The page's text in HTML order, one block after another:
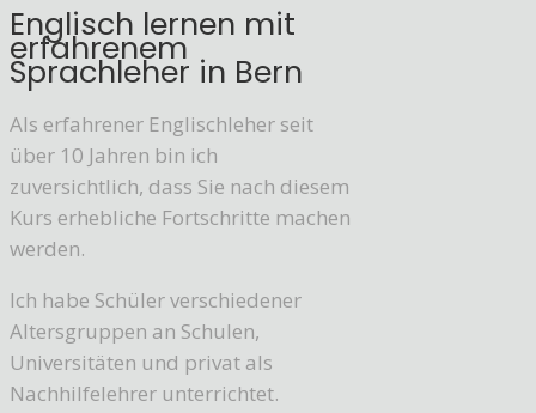
Englisch lernen mit
erfahrenem
Sprachleher in Bern
Als erfahrener Englischleher seit
über 10 Jahren bin ich
zuversichtlich, dass Sie nach diesem
Kurs erhebliche Fortschritte machen
werden.
Ich habe Schüler verschiedener
Altersgruppen an Schulen,
Universitäten und privat als
Nachhilfelehrer unterrichtet.